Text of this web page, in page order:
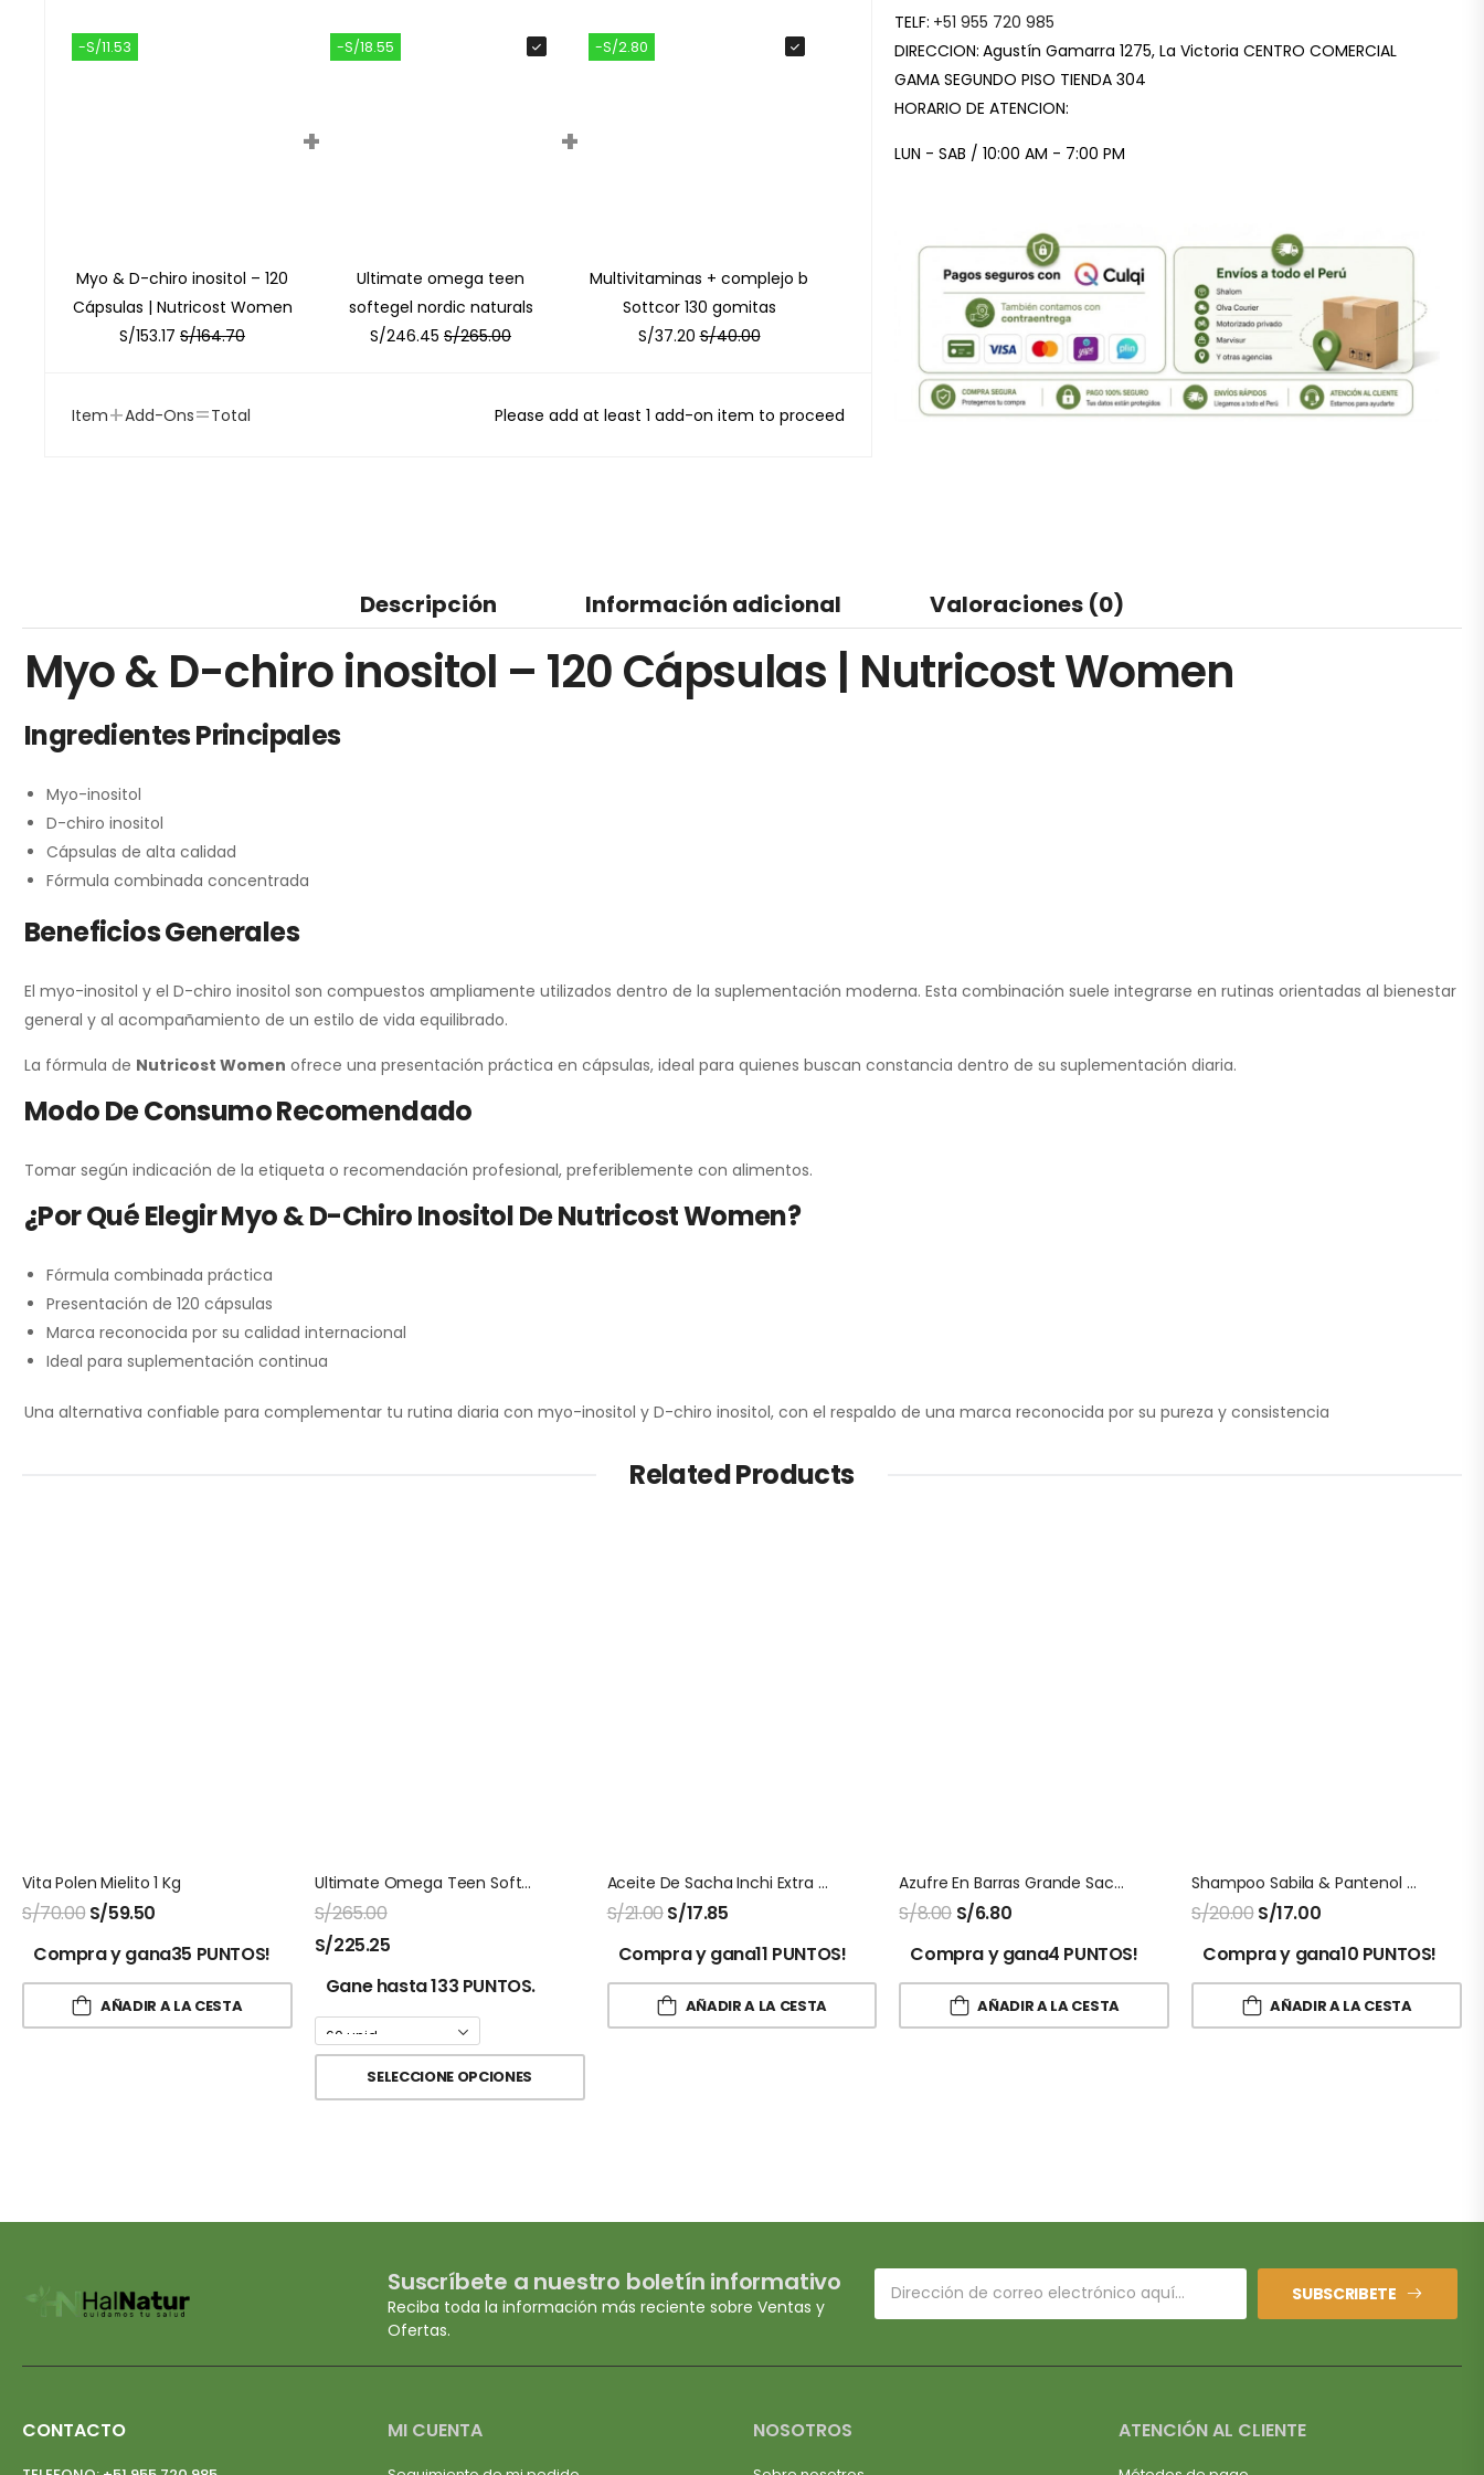
-S/11.53
Myo & D-chiro inositol – 120
Cápsulas | Nutricost Women
S/153.17 S/164.70
+
-S/18.55
Ultimate omega teen
softegel nordic naturals
S/246.45 S/265.00
+
-S/2.80
Multivitaminas + complejo b
Sottcor 130 gomitas
S/37.20 S/40.00
Item+Add-Ons=Total Please add at least 1 add-on item to proceed
TELF: +51 955 720 985
DIRECCION: Agustín Gamarra 1275, La Victoria CENTRO COMERCIAL
GAMA SEGUNDO PISO TIENDA 304
HORARIO DE ATENCION:
LUN - SAB / 10:00 AM - 7:00 PM
Descripción Información adicional Valoraciones (0)
Myo & D-chiro inositol – 120 Cápsulas | Nutricost Women
Ingredientes Principales
Myo-inositol
D-chiro inositol
Cápsulas de alta calidad
Fórmula combinada concentrada
Beneficios Generales
El myo-inositol y el D-chiro inositol son compuestos ampliamente utilizados dentro de la suplementación moderna. Esta combinación suele integrarse en rutinas orientadas al bienestar
general y al acompañamiento de un estilo de vida equilibrado.
La fórmula de Nutricost Women ofrece una presentación práctica en cápsulas, ideal para quienes buscan constancia dentro de su suplementación diaria.
Modo De Consumo Recomendado
Tomar según indicación de la etiqueta o recomendación profesional, preferiblemente con alimentos.
¿Por Qué Elegir Myo & D-Chiro Inositol De Nutricost Women?
Fórmula combinada práctica
Presentación de 120 cápsulas
Marca reconocida por su calidad internacional
Ideal para suplementación continua
Una alternativa confiable para complementar tu rutina diaria con myo-inositol y D-chiro inositol, con el respaldo de una marca reconocida por su pureza y consistencia
Related Products
Vita Polen Mielito 1 Kg
S/70.00 S/59.50
Compra y gana35 PUNTOS!
AÑADIR A LA CESTA
Ultimate Omega Teen Softegel Nordic Naturals
S/265.00
S/225.25
Gane hasta 133 PUNTOS.
SELECCIONE OPCIONES
Aceite De Sacha Inchi Extra Virgen 250 Ml
S/21.00S/17.85
Compra y gana11 PUNTOS!
AÑADIR A LA CESTA
Azufre En Barras Grande Saca El Aire X 3 Unids
S/8.00 S/6.80
Compra y gana4 PUNTOS!
AÑADIR A LA CESTA
Shampoo Sabila & Pantenol Beia
S/20.00 S/17.00
Compra y gana10 PUNTOS!
AÑADIR A LA CESTA
Suscríbete a nuestro boletín informativo
Reciba toda la información más reciente sobre Ventas y
Ofertas.
SUBSCRIBETE
CONTACTO MI CUENTA NOSOTROS ATENCIÓN AL CLIENTE